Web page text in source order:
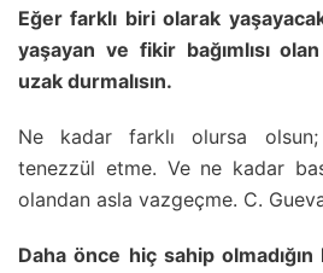
Eğer farklı biri olarak
yaşayan ve fikir bağımlısı
uzak durmalısın.
Ne kadar farklı olursa
tenezzül etme. Ve ne kadar
olandan asla vazgeçme. C.
Daha önce hiç sahip